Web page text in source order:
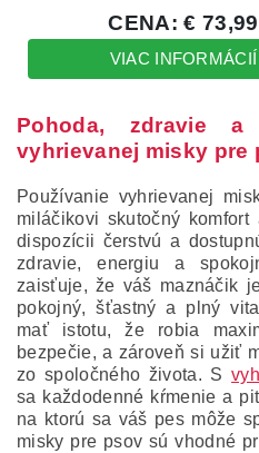
Pohoda, zdravie a
vyhrievanej misky pre
Používanie vyhrievanej
miláčikovi skutočný
dispozícii čerstvú a
zdravie, energiu a
zaisťuje, že váš maznáčik
pokojný, šťastný a plný
mať istotu, že robia
bezpečie, a zároveň si užiť
zo spoločného života. S
sa každodenné kŕmenie a
na ktorú sa váš pes môže
misky pre psov sú vhodné